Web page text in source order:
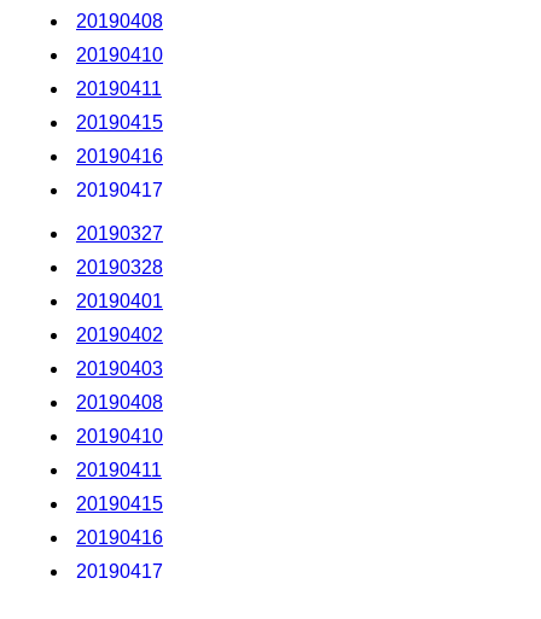
20240708
20240709
20240710
20240711
20240712
20240719
20240723
20240724
20240725
20240726
20240730
20240731
20240801
20240805
20240806
20240807
20190408
20190410
20190411
20190415
20190416
20190417
20190418
20190422
20190423
20190424
20190425
20190426
20190429
20190430
20190501
20190502
20190503
20190327
20190328
20190401
20190402
20190403
20190408
20190410
20190411
20190415
20190416
20190417